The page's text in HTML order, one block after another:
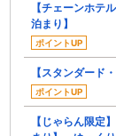
【チェーンホテ
泊まり】
ポイントUP
【スタンダード
ポイントUP
【じゃらん限定